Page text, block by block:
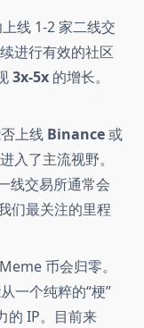
线 1-2 家二线交
进行有效的社区
3x-5x 的增长。
上线 Binance或
入了主流视野。
线交易所通常会
们最关注的里程
币会归零。
一个纯粹的“梗”
的 IP。目前来